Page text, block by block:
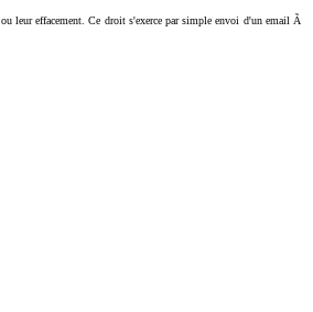
leur effacement. Ce droit s'exerce par simple envoi d'un email Ã